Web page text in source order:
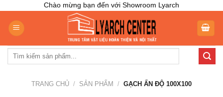
content
Chào mừng bạn đến với Showroom Lyarch
Tìm
TRANG CHỦ / SẢN PHẨM / GẠCH ẤN ĐỘ 100X100